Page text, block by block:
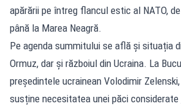
apărării pe întreg flancul estic al NATO,
până la Marea Neagră.
Pe agenda summitului se află și situația
Ormuz, dar și războiul din Ucraina. La
președintele ucrainean Volodimir
susține necesitatea unei păci considerate